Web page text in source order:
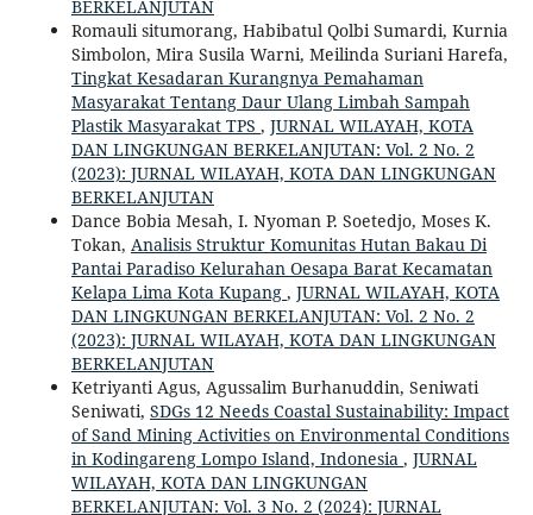
BERKELANJUTAN
Romauli situmorang, Habibatul Qolbi Sumardi, Kurnia
Simbolon, Mira Susila Warni, Meilinda Suriani Harefa,
Tingkat Kesadaran Kurangnya Pemahaman
Masyarakat Tentang Daur Ulang Limbah Sampah
Plastik Masyarakat TPS , JURNAL WILAYAH, KOTA
DAN LINGKUNGAN BERKELANJUTAN: Vol. 2 No. 2
(2023): JURNAL WILAYAH, KOTA DAN LINGKUNGAN
BERKELANJUTAN
Dance Bobia Mesah, I. Nyoman P. Soetedjo, Moses K.
Tokan, Analisis Struktur Komunitas Hutan Bakau Di
Pantai Paradiso Kelurahan Oesapa Barat Kecamatan
Kelapa Lima Kota Kupang , JURNAL WILAYAH, KOTA
DAN LINGKUNGAN BERKELANJUTAN: Vol. 2 No. 2
(2023): JURNAL WILAYAH, KOTA DAN LINGKUNGAN
BERKELANJUTAN
Ketriyanti Agus, Agussalim Burhanuddin, Seniwati
Seniwati, SDGs 12 Needs Coastal Sustainability: Impact
of Sand Mining Activities on Environmental Conditions
in Kodingareng Lompo Island, Indonesia , JURNAL
WILAYAH, KOTA DAN LINGKUNGAN
BERKELANJUTAN: Vol. 3 No. 2 (2024): JURNAL